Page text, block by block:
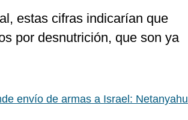
estas cifras indicarían que
por desnutrición, que son ya
envío de armas a Israel: Netanyahu